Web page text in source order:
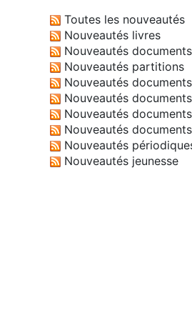
Toutes les nouveautés
Nouveautés livres
Nouveautés
Nouveautés partitions
Nouveautés
Nouveautés
Nouveautés
Nouveautés
Nouveautés
Nouveautés jeunesse